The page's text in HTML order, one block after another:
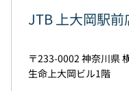
JTB 上大岡駅前
233-0002 神奈川県
生命上大岡ビル1階